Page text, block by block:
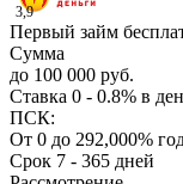
3,9
Первый займ
Сумма
до 100 000 руб.
Ставка 0 - 0.8% в
ПСК:
От 0 до 292,000%
Срок 7 - 365 дней